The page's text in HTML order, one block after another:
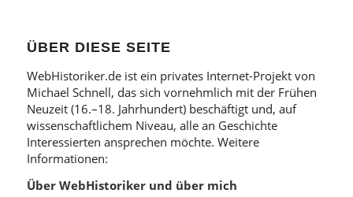
ÜBER DIESE SEITE
WebHistoriker.de ist ein privates Internet-Projekt von
Michael Schnell, das sich vornehmlich mit der Frühen
Neuzeit (16.–18. Jahrhundert) beschäftigt und, auf
wissenschaftlichem Niveau, alle an Geschichte
Interessierten ansprechen möchte. Weitere
Informationen:
Über WebHistoriker und über mich